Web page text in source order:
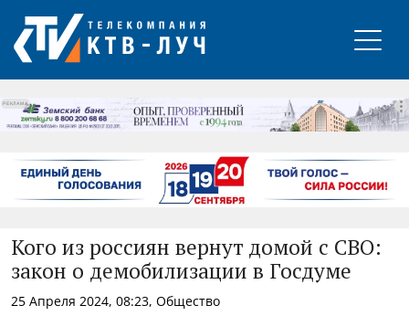
РЕКЛАМА
Кого из россиян вернут домой с СВО:
закон о демобилизации в Госдуме
25 Апреля 2024, 08:23, Общество